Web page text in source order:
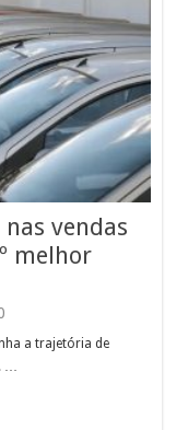
vendas
melhor
a trajetória de
…